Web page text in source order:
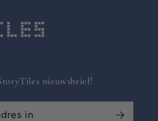
nieuwsbrief!
in